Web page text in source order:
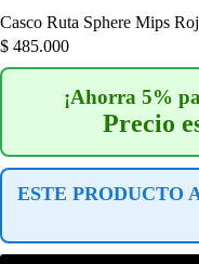
Casco Ruta Sphere Mips
$ 485.000
¡Ahorra 5%
Precio
ESTE PRODUCTO